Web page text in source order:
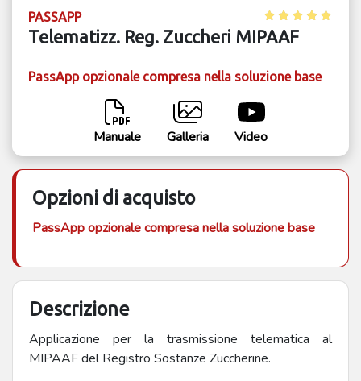
PASSAPP
Telematizz. Reg. Zuccheri MIPAAF
PassApp opzionale compresa nella soluzione base
Manuale Galleria Video
Opzioni di acquisto
PassApp opzionale compresa nella soluzione base
Descrizione
Applicazione per la trasmissione telematica al
MIPAAF del Registro Sostanze Zuccherine.